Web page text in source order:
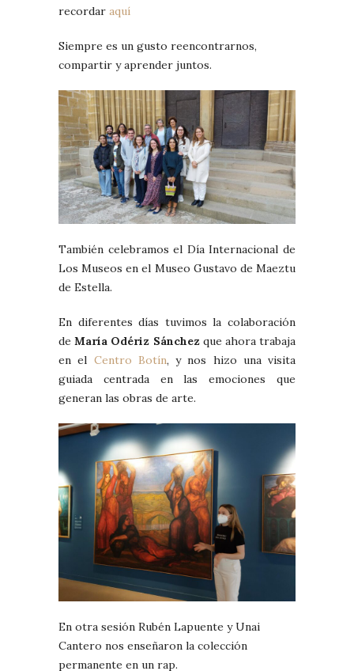
recordar aquí
Siempre es un gusto reencontrarnos,
compartir y aprender juntos.
También celebramos el Día Internacional de
Los Museos en el Museo Gustavo de Maeztu
de Estella.
En diferentes días tuvimos la colaboración
deMaría Odériz Sánchezque ahora trabaja
en el Centro Botín, y nos hizo una visita
guiada centrada en las emociones que
generan las obras de arte.
En otra sesión Rubén Lapuente y Unai
Cantero nos enseñaron la colección
permanente en un rap.